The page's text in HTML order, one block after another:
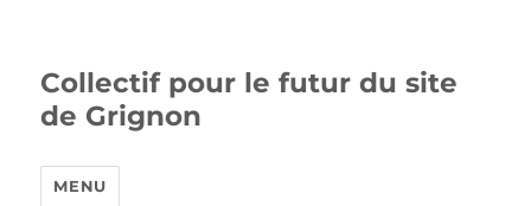
Collectif pour le futur du site
de Grignon
MENU